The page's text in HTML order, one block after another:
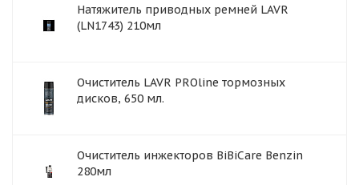
Натяжитель приводных ремней LAVR
(LN1743) 210мл
Очиститель LAVR PROline тормозных
дисков, 650 мл.
Очиститель инжекторов BiBiCare Benzin
280мл